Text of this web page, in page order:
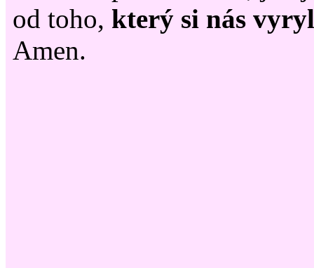
od toho, který si nás
Amen.